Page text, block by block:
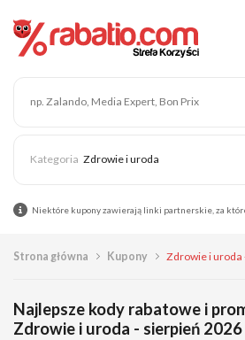
Zdrowie i uroda
Niektóre kupony zawierają linki partnerskie, za
Strona główna Kupony Zdrowie i uroda
Najlepsze kody rabatowe i
Zdrowie i uroda - sierpień 2026